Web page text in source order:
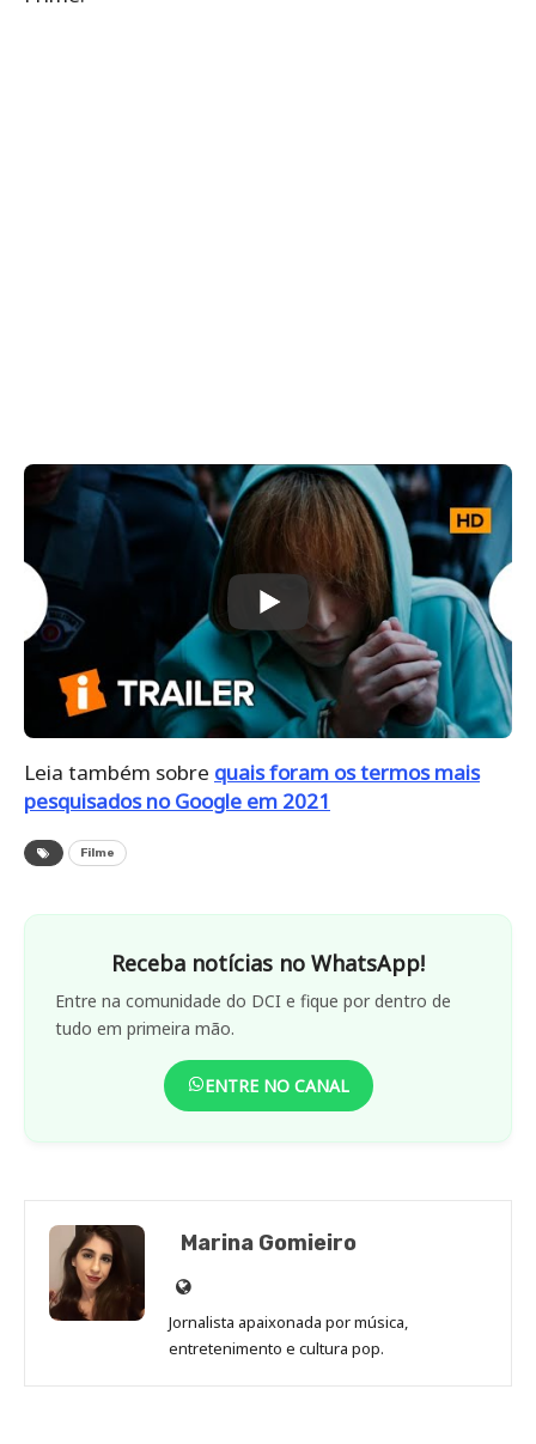
Leia também sobre quais foram os termos mais
pesquisados no Google em 2021
Filme
Receba notícias no WhatsApp!
Entre na comunidade do DCI e fique por dentro de
tudo em primeira mão.
ENTRE NO CANAL
Marina Gomieiro
Site
de
Marina
Jornalista apaixonada por música,
entretenimento e cultura pop.